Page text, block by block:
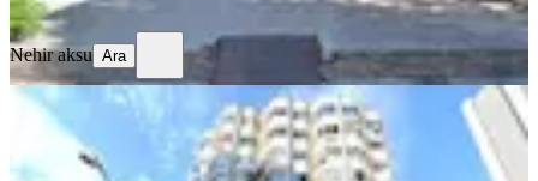
Ara
Nehir aksu Ara
MERKEZİ
Sahibinden Mükemmel Konumda
2+1 Ofis Merkezi Büro